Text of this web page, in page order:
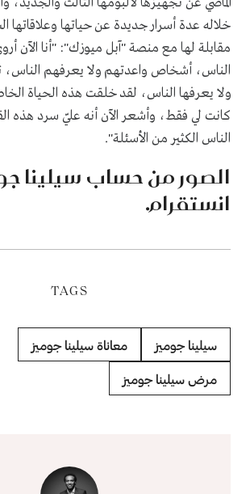
خلاله عدة أسرار جديدة عن حياتها وعلاقاتها
مقابلة لها مع منصة "آبل ميوزك": "أنا الآن
الناس، أشخاص واعدتهم ولا يعرفهم الناس،
ولا يعرفها الناس، لقد خلقت هذه الحياة
كانت لي فقط، وأشعر الآن أنه عليّ سرد
الناس الكثير من الأسئلة".
الصور من حساب سيلينا
انستقرام.
TAGS
سيلينا جوميز معاناة سيلينا جوميز
مرض سيلينا جوميز